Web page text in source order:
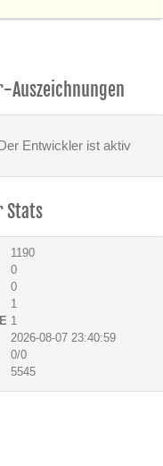
Auszeichnungen
Entwickler ist aktiv
Stats
1190
0
0
1
1
2026-08-07 23:40:59
0/0
5545